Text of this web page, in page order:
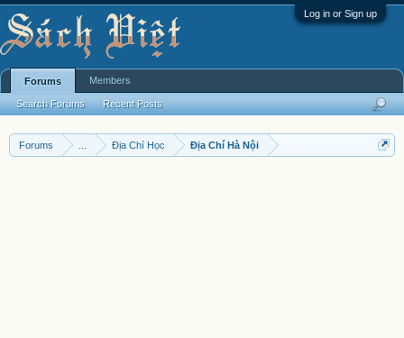
Log in or Sign up
Forums Địa Chí Học Địa Chí Hà Nội
Forums
Search Forums Recent Posts
Members